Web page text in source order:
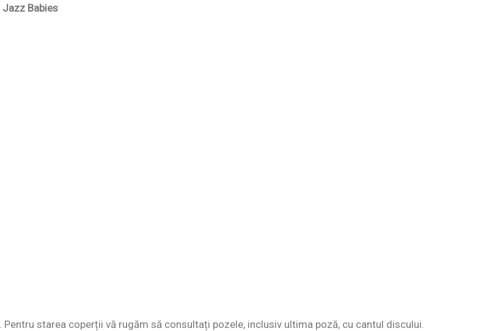
Babies
starea coperții vă rugăm să consultați pozele, inclusiv ultima poză, cu cantul discului.